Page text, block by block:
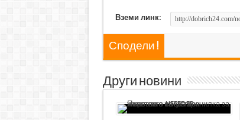
Вземи линк:
Сподели !
Други новини